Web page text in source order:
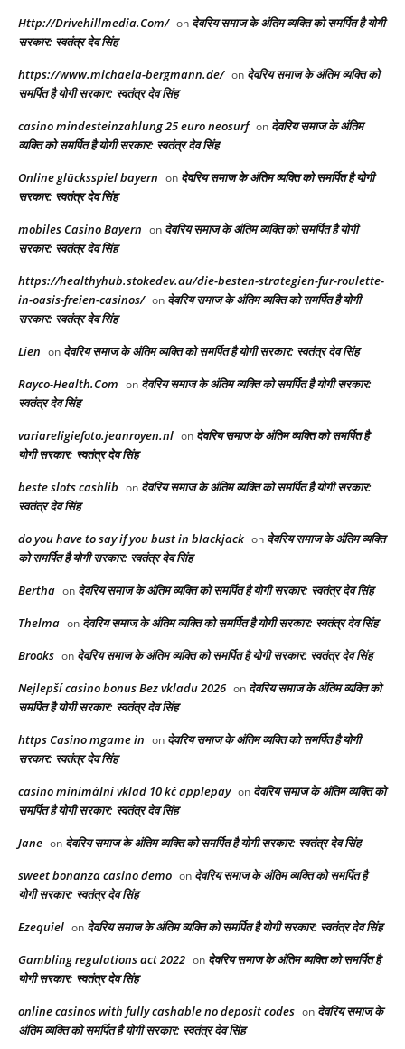
Http://Drivehillmedia.Com/ on देवरिय समाज के अंतिम व्यक्ति को समर्पित है योगी
सरकार: स्वतंत्र देव सिंह
https://www.michaela-bergmann.de/ on देवरिय समाज के अंतिम व्यक्ति को
समर्पित है योगी सरकार: स्वतंत्र देव सिंह
casino mindesteinzahlung 25 euro neosurf on देवरिय समाज के अंतिम
व्यक्ति को समर्पित है योगी सरकार: स्वतंत्र देव सिंह
Online glücksspiel bayern on देवरिय समाज के अंतिम व्यक्ति को समर्पित है योगी
सरकार: स्वतंत्र देव सिंह
mobiles Casino Bayern on देवरिय समाज के अंतिम व्यक्ति को समर्पित है योगी
सरकार: स्वतंत्र देव सिंह
https://healthyhub.stokedev.au/die-besten-strategien-fur-roulette-
in-oasis-freien-casinos/ on देवरिय समाज के अंतिम व्यक्ति को समर्पित है योगी
सरकार: स्वतंत्र देव सिंह
Lien on देवरिय समाज के अंतिम व्यक्ति को समर्पित है योगी सरकार: स्वतंत्र देव सिंह
Rayco-Health.Com on देवरिय समाज के अंतिम व्यक्ति को समर्पित है योगी सरकार:
स्वतंत्र देव सिंह
variareligiefoto.jeanroyen.nl on देवरिय समाज के अंतिम व्यक्ति को समर्पित है
योगी सरकार: स्वतंत्र देव सिंह
beste slots cashlib on देवरिय समाज के अंतिम व्यक्ति को समर्पित है योगी सरकार:
स्वतंत्र देव सिंह
do you have to say if you bust in blackjack on देवरिय समाज के अंतिम व्यक्ति
को समर्पित है योगी सरकार: स्वतंत्र देव सिंह
Bertha on देवरिय समाज के अंतिम व्यक्ति को समर्पित है योगी सरकार: स्वतंत्र देव सिंह
Thelma on देवरिय समाज के अंतिम व्यक्ति को समर्पित है योगी सरकार: स्वतंत्र देव सिंह
Brooks on देवरिय समाज के अंतिम व्यक्ति को समर्पित है योगी सरकार: स्वतंत्र देव सिंह
Nejlepší casino bonus Bez vkladu 2026 on देवरिय समाज के अंतिम व्यक्ति को
समर्पित है योगी सरकार: स्वतंत्र देव सिंह
https Casino mgame in on देवरिय समाज के अंतिम व्यक्ति को समर्पित है योगी
सरकार: स्वतंत्र देव सिंह
casino minimální vklad 10 kč applepay on देवरिय समाज के अंतिम व्यक्ति को
समर्पित है योगी सरकार: स्वतंत्र देव सिंह
Jane on देवरिय समाज के अंतिम व्यक्ति को समर्पित है योगी सरकार: स्वतंत्र देव सिंह
sweet bonanza casino demo on देवरिय समाज के अंतिम व्यक्ति को समर्पित है
योगी सरकार: स्वतंत्र देव सिंह
Ezequiel on देवरिय समाज के अंतिम व्यक्ति को समर्पित है योगी सरकार: स्वतंत्र देव सिंह
Gambling regulations act 2022 on देवरिय समाज के अंतिम व्यक्ति को समर्पित है
योगी सरकार: स्वतंत्र देव सिंह
online casinos with fully cashable no deposit codes on देवरिय समाज के
अंतिम व्यक्ति को समर्पित है योगी सरकार: स्वतंत्र देव सिंह